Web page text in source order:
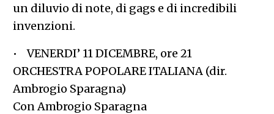
un diluvio di note, di gags e di incredibili
invenzioni.
• VENERDI’ 11 DICEMBRE, ore 21
ORCHESTRA POPOLARE ITALIANA (dir.
Ambrogio Sparagna)
Con Ambrogio Sparagna